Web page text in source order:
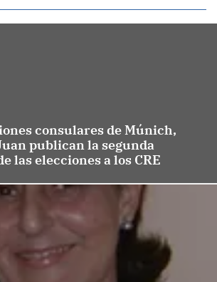
consulares de Múnich,
publican la segunda
las elecciones a los CRE